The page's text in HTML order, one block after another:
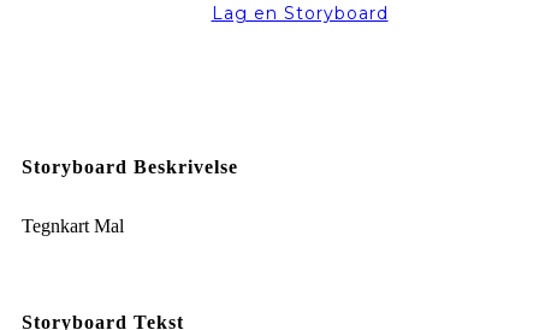
Lag en Storyboard
Storyboard Beskrivelse
Tegnkart Mal
Storyboard Tekst